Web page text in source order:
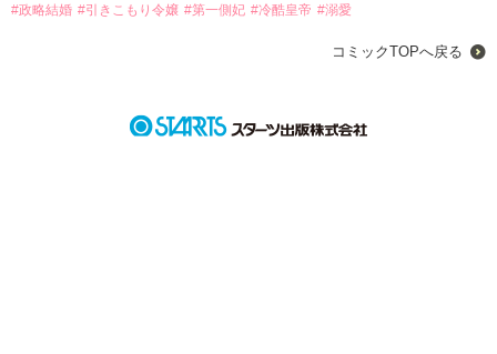
#政略結婚 #引きこもり令嬢 #第一側妃 #冷酷皇帝 #溺愛
コミックTOPへ戻る